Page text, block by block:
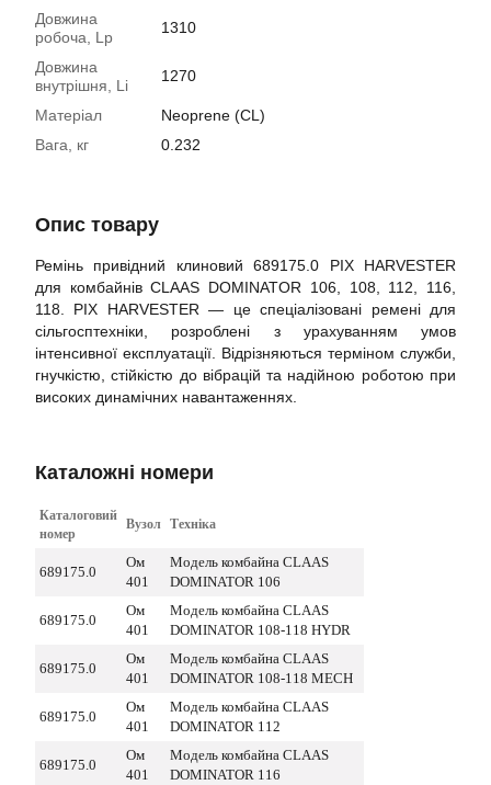
Довжина
робоча, Lp
1310
Довжина
внутрішня, Li
1270
Матеріал
Neoprene (CL)
Вага, кг
0.232
Опис товару
Ремінь привідний клиновий 689175.0 PIX HARVESTER
для комбайнів CLAAS DOMINATOR 106, 108, 112, 116,
118. PIX HARVESTER — це спеціалізовані ремені для
сільгосптехніки, розроблені з урахуванням умов
інтенсивної експлуатації. Відрізняються терміном служби,
гнучкістю, стійкістю до вібрацій та надійною роботою при
високих динамічних навантаженнях.
Каталожні номери
Каталоговий
номер
Вузол Техніка
689175.0
Ом
401
Модель комбайна CLAAS
DOMINATOR 106
689175.0
Ом
401
Модель комбайна CLAAS
DOMINATOR 108-118 HYDR
689175.0
Ом
401
Модель комбайна CLAAS
DOMINATOR 108-118 MECH
689175.0
Ом
401
Модель комбайна CLAAS
DOMINATOR 112
689175.0
Ом
401
Модель комбайна CLAAS
DOMINATOR 116